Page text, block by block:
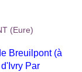
Breuilpont (à
Par